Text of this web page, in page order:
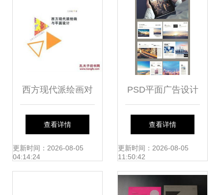
西方现代派绘画对
平面设计的深远影
响
查看详情
更新时间：2026-08-05
04:14:24
PSD平面广告设计
素材与模板下载指
南（第17页精选）
查看详情
更新时间：2026-08-05
11:50:42